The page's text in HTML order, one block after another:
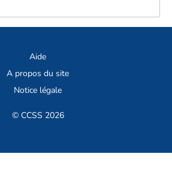
Aide
A propos du site
Notice légale
© CCSS 2026